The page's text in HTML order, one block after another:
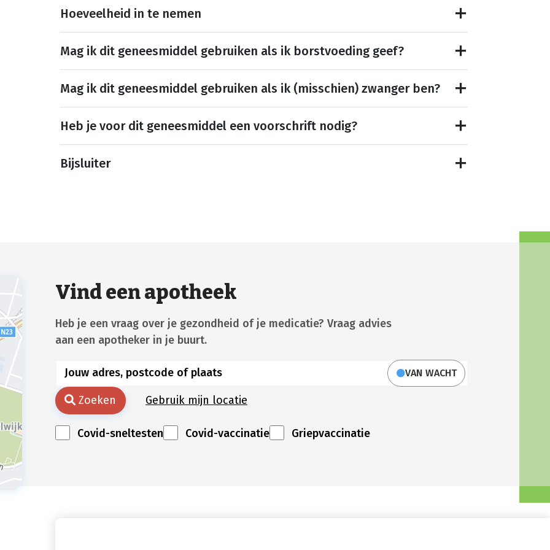
Hoeveelheid in te nemen
Mag ik dit geneesmiddel gebruiken als ik borstvoeding geef?
Mag ik dit geneesmiddel gebruiken als ik (misschien) zwanger ben?
Heb je voor dit geneesmiddel een voorschrift nodig?
Bijsluiter
Vind een apotheek
Heb je een vraag over je gezondheid of je medicatie? Vraag advies
aan een apotheker in je buurt.
VAN WACHT
Zoeken Gebruik mijn locatie
Covid-sneltesten Covid-vaccinatie Griepvaccinatie